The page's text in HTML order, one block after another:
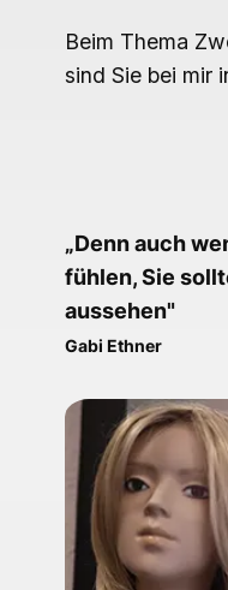
Beim Thema
sind Sie bei mir
„Denn auch
fühlen, Sie
aussehen"
Gabi Ethner